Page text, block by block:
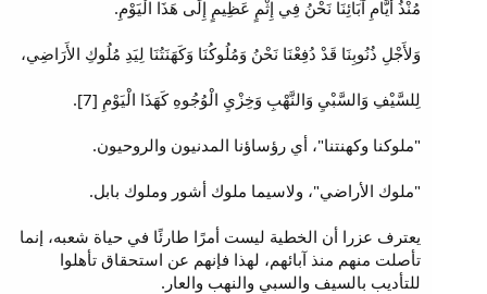
مُنْذُ أَيَّامِ آبَائِنَا نَحْنُ فِي إِثْمٍ عَظِيمٍ إِلَى هَذَا الْيَوْمِ.
وَلأَجْلِ ذُنُوبِنَا قَدْ دُفِعْنَا نَحْنُ وَمُلُوكُنَا وَكَهَنَتُنَا لِيَدِ مُلُوكِ الأَرَاضِي،
لِلسَّيْفِ وَالسَّبْيِ وَالنَّهْبِ وَخِزْيِ الْوُجُوهِ كَهَذَا الْيَوْمِ [7].
"ملوكنا وكهنتنا"، أي رؤساؤنا المدنيون والروحيون.
"ملوك الأراضي"، ولاسيما ملوك أشور وملوك بابل.
يعترف عزرا أن الخطية ليست أمرًا طارئًا في حياة شعبه، إنما
تأصلت منهم منذ آبائهم، لهذا فإنهم عن استحقاق تأهلوا
للتأديب بالسيف والسبي والنهب والعار.